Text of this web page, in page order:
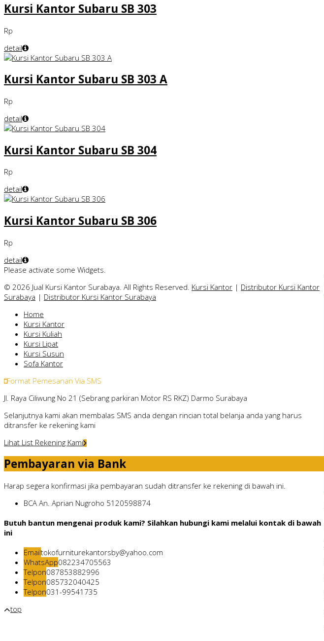
Kursi Kantor Subaru SB 303
Rp
detail
Kursi Kantor Subaru SB 303 A
Rp
detail
Kursi Kantor Subaru SB 304
Rp
detail
Kursi Kantor Subaru SB 306
Rp
detail
Please activate some Widgets.
© 2026 Jual Kursi Kantor Surabaya. All Rights Reserved. Kursi Kantor | Distributor Kursi Kantor
Surabaya | Distributor Kursi Kantor Surabaya
Home
Kursi Kantor
Kursi Kuliah
Kursi Lipat
Kursi Susun
Sofa Kantor
Format Pemesanan Via SMS
Jl. Raya Ciliwung No 21 (Sebrang parkiran Motor RS RKZ) Darmo Surabaya
Selanjutnya kami akan membalas SMS anda dengan rincian total belanja anda yang harus
ditransfer ke rekening kami
Lihat List Rekening Kami
Pembayaran via Bank
Harap segera konfirmasi jika pembayaran sudah ditransfer ke rekening di bawah ini.
BCA An. Aprian Nugroho 5120598874
Butuh bantun mengenai produk kami? Silahkan hubungi kami melalui kontak di bawah
ini
Emailtokofurniturekantorsby@yahoo.com
WhatsApp082234705563
Telpon087853882996
Telpon085732040425
Telpon031-99541735
top